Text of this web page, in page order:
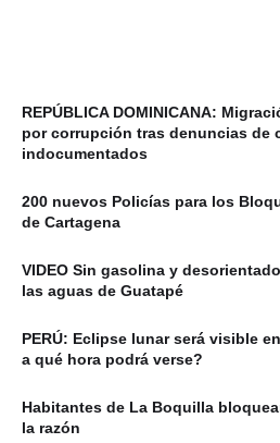
REPÚBLICA DOMINICANA:
por corrupción tras denuncias de
indocumentados
200 nuevos Policías para los
de Cartagena
VIDEO Sin gasolina y
las aguas de Guatapé
PERÚ: Eclipse lunar será visible
a qué hora podrá verse?
Habitantes de La Boquilla
la razón